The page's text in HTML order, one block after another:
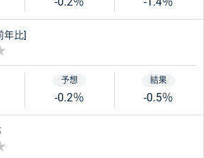
カ
年比]
-0.2％ -0.5％